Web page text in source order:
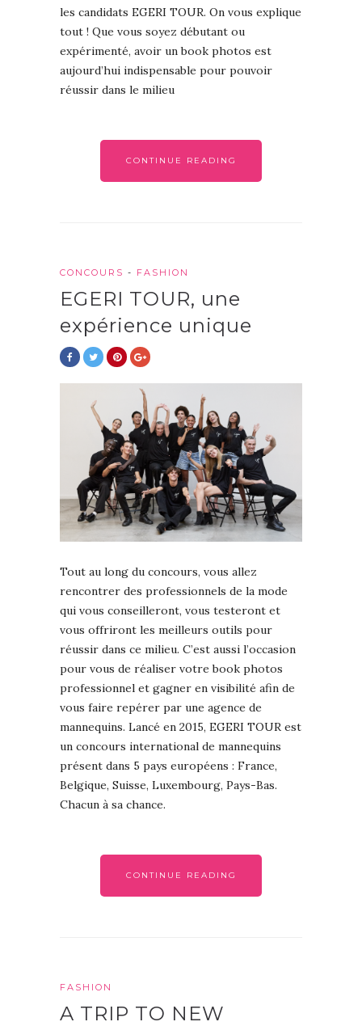
les candidats EGERI TOUR. On vous explique
tout ! Que vous soyez débutant ou
expérimenté, avoir un book photos est
aujourd’hui indispensable pour pouvoir
réussir dans le milieu
CONTINUE READING
CONCOURS - FASHION
EGERI TOUR, une
expérience unique
Tout au long du concours, vous allez
rencontrer des professionnels de la mode
qui vous conseilleront, vous testeront et
vous offriront les meilleurs outils pour
réussir dans ce milieu. C’est aussi l’occasion
pour vous de réaliser votre book photos
professionnel et gagner en visibilité afin de
vous faire repérer par une agence de
mannequins. Lancé en 2015, EGERI TOUR est
un concours international de mannequins
présent dans 5 pays européens : France,
Belgique, Suisse, Luxembourg, Pays-Bas.
Chacun à sa chance.
CONTINUE READING
FASHION
A TRIP TO NEW